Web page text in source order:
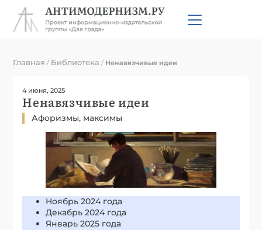
Главная / Библиотека / Ненавязчивые идеи
4 июня, 2025
Ненавязчивые идеи
Афоризмы, максимы
Ноябрь 2024 года
Декабрь 2024 года
Январь 2025 года